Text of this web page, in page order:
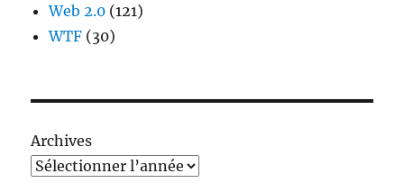
Web 2.0 (121)
WTF (30)
Archives